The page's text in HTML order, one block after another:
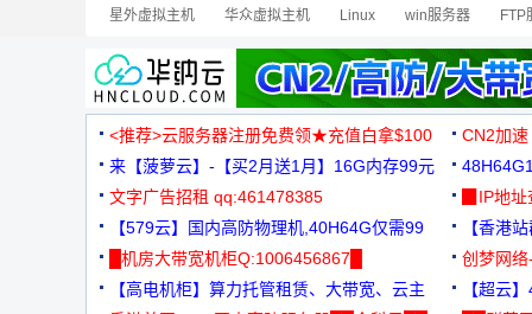
星外虚拟主机 华众虚拟主机 Linux win服务器 FTP
<推荐>云服务器注册免费领★充值白拿$100
CN2加
来【菠萝云】-【买2月送1月】16G内存99元
3000+
文字广告招租 qq:461478385
▉IP地
【579云】国内高防物理机,40H64G仅需99
元
【香港
█机房大带宽机柜Q:1006456867█
创梦网
88元/月
【高电机柜】算力托管租赁、大带宽、云主
【超云